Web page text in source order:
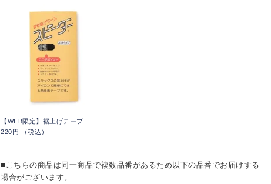
【WEB限定】裾上げテープ
220円 （税込）
■こちらの商品は同一商品で複数品番があるため以下の品番でお届けする
場合がございます。